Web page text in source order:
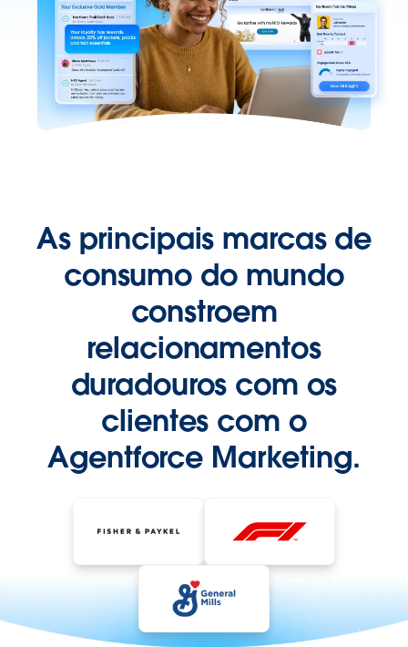
As principais marcas de
consumo do mundo
constroem
relacionamentos
duradouros com os
clientes com o
Agentforce Marketing.